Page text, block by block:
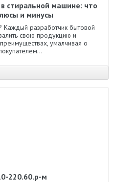
стиральной машине: что
и минусы
Каждый разработчик бытовой
свою продукцию и
умалчивая о
220.60.р-м